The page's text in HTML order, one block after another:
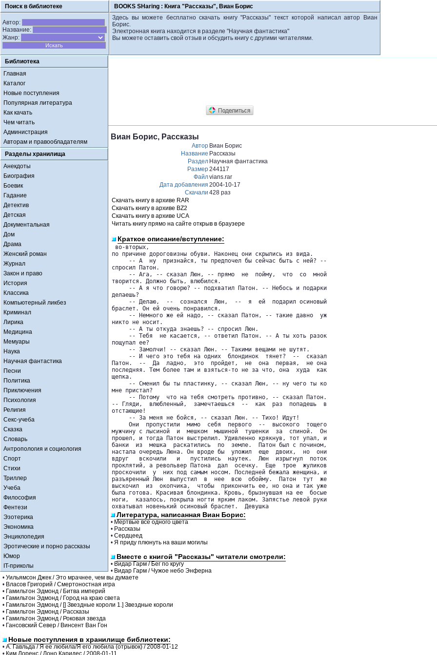
Поиск в библиотеке BOOKS SHaring : Книга "Рассказы", Виан Борис
Автор:
Название:
Жанр:
Здесь вы можете бесплатно скачать книгу "Рассказы" текст которой написал автор Виан
Борис.
Электронная книга находится в разделе "Научная фантастика"
Вы можете оставить свой отзыв и обсудить книгу с другими читателями.
Библиотека
Главная
Каталог
Новые поступления
Популярная литература
Как качать
Чем читать
Администрация
Авторам и правообладателям
Разделы хранилища
Анекдоты
Биография
Боевик
Гадание
Детектив
Детская
Документальная
Дом
Драма
Женский роман
Журнал
Закон и право
История
Классика
Компьютерный ликбез
Криминал
Лирика
Медицина
Мемуары
Наука
Научная фантастика
Песни
Политика
Приключения
Психология
Религия
Секс-учеба
Сказка
Словарь
Антропология и социология
Спорт
Стихи
Триллер
Учеба
Философия
Фентези
Эзотерика
Экономика
Энциклопедия
Эротические и порно рассказы
Юмор
IT-приколы
Виан Борис, Рассказы
Автор Виан Борис
Название Рассказы
Раздел Научная фантастика
Размер244117
Файлvians.rar
Дата добавления 2004-10-17
Скачали 428 раз
Скачать книгу в архиве RAR
Скачать книгу в архиве BZ2
Скачать книгу в архиве UCA
Читать книгу прямо на сайте открыв в браузере
Краткое описание/вступление:
во-вторых,
по причине дороговизны обуви. Наконец они скрылись из вида.
     -- А  ну  признайся, ты предпочел бы сейчас быть с ней? --
спросил Патон.
     -- Ага, -- сказал Люн, -- прямо  не  пойму,  что  со  мной
творится. Должно быть, влюбился.
     -- А я что говорю? -- подхватил Патон. -- Небось и подарки
делаешь?
     -- Делаю,  --  сознался  Люн,  --  я  ей  подарил осиновый
браслет. Он ей очень понравился.
     -- Немного же ей надо, -- сказал Патон, -- такие давно  уж
никто не носит.
     -- А ты откуда знаешь? -- спросил Люн.
     -- Тебя  не касается, -- ответил Патон. -- А ты хоть разок
пощупал ее?
     -- Замолчи! -- сказал Люн. -- Такими вещами не шутят.
     -- И чего это тебя на одних  блондинок  тянет?  --  сказал
Патон.  --  Да  ладно,  это  пройдет,  не  она  первая,  не она
последняя. Тем более там и взяться-то не за что, она  худа  как
щепка.
     -- Сменил бы ты пластинку, -- сказал Люн, -- ну чего ты ко
мне пристал?
     -- Потому  что на тебя смотреть противно, -- сказал Патон.
-- Гляди,  влюбленный,  замечтаешься  --  как  раз  попадешь  в
отстающие!
     -- За меня не бойся, -- сказал Люн. -- Тихо! Идут!
     Они  пропустили  мимо  себя  первого  --  высокого  тощего
мужчину с лысиной  и  мешком  мышиной  тушенки  за  спиной.  Он
прошел, и тогда Патон выстрелил. Удивленно крякнув, тот упал, и
банки  из  мешка  раскатились  по  земле.  Патон был с почином,
настала очередь Люна. Он вроде бы  уложил  еще  двоих,  но  они
вдруг   вскочили   и   пустились  наутек.  Люн  изрыгнул  поток
проклятий, а револьвер Патона  дал  осечку.  Еще  трое  жуликов
проскочили  у  них под самым носом. Последней бежала женщина, и
разъяренный Люн  выпустил  в  нее  всю  обойму.  Патон  тут  же
выскочил  из  окопчика,  чтобы  прикончить ее, но она и так уже
была готова. Красивая блондинка. Кровь, брызнувшая на ее  босые
ноги,  казалось, покрыла ногти ярким лаком. Запястье левой руки
охватывал новенький осиновый браслет.  Девушка
Литература, написанная Виан Борис:
• Мертвые все одного цвета
• Рассказы
• Сердцеед
• Я приду плюнуть на ваши могилы
Вместе с книгой "Рассказы" читатели смотрели:
• Видар Гарм / Бег по кругу
• Видар Гарм / Чужое небо Энферна
• Уильямсон Джек / Это мрачнее, чем вы думаете
• Власов Григорий / Смертоностная игра
• Гамильтон Эдмонд / Битва империй
• Гамильтон Эдмонд / Город на краю света
• Гамильтон Эдмонд / [] Звездные короли 1.] Звездные короли
• Гамильтон Эдмонд / Рассказы
• Гамильтон Эдмонд / Роковая звезда
• Гансовский Север / Винсент Ван Гон
Новые поступления в хранилище библиотеки:
• А. Гавльда / Я ее любила/Я его любила (отрывок) / 2008-01-12
• Ким Лоренс / Лоно Каридес / 2008-01-11